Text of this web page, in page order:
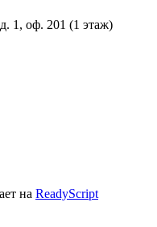
1, оф. 201 (1 этаж)
на ReadyScript